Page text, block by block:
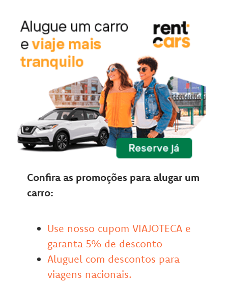
Confira as promoções para alugar um
carro:
Use nosso cupom VIAJOTECA e
garanta 5% de desconto
Aluguel com descontos para
viagens nacionais.